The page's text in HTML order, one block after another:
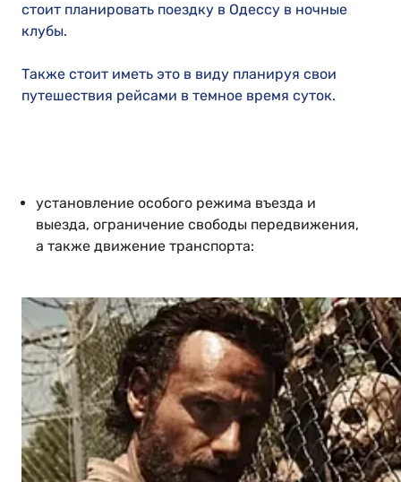
стоит планировать поездку в Одессу в ночные
клубы.
Также стоит иметь это в виду планируя свои
путешествия рейсами в темное время суток.
установление особого режима въезда и
выезда, ограничение свободы передвижения,
а также движение транспорта: